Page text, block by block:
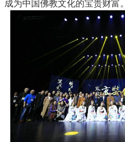
成为中国佛教文化的宝贵财富。